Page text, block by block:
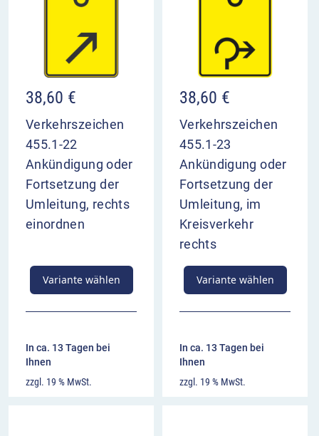
38,60 €
Verkehrszeichen
455.1-22
Ankündigung oder
Fortsetzung der
Umleitung, rechts
einordnen
Variante wählen
In ca. 13 Tagen bei
Ihnen
zzgl. 19 % MwSt.
38,60 €
Verkehrszeichen
455.1-23
Ankündigung oder
Fortsetzung der
Umleitung, im
Kreisverkehr
rechts
Variante wählen
In ca. 13 Tagen bei
Ihnen
zzgl. 19 % MwSt.